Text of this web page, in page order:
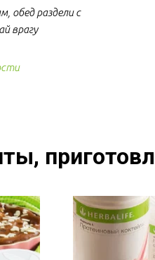
обед раздели с
врагу